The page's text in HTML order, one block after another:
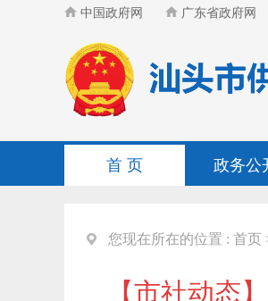
中国政府网 广东省政府网
首 页 政务公
您现在所在的位置 : 首页
【市社动态